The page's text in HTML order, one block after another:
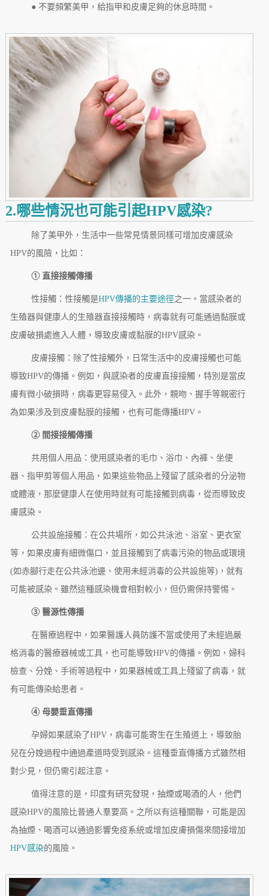
● 不要頻繁美甲，給指甲和皮膚足夠的休息時間。
2.哪些情況也可能引起HPV感染?
除了美甲外，生活中一些常見情景同樣可增加皮膚感染
HPV的風險，比如：
① 直接接觸傳播
性接觸：性接觸是HPV傳播的主要途徑之一。當感染者的
生殖器與健康人的生殖器直接接觸時，病毒就有可能通過黏膜或
皮膚破損處進入人體，導致皮膚或黏膜的HPV感染。
皮膚接觸：除了性接觸外，日常生活中的皮膚接觸也可能
導致HPV的傳播。例如，與感染者的皮膚直接接觸，特別是當皮
膚有微小破損時，病毒更容易侵入。此外，親吻、握手等親密行
為如果涉及到皮膚黏膜的接觸，也有可能傳播HPV。
② 間接接觸傳播
共用個人用品：使用感染者的毛巾、浴巾、內褲、坐便
器、指甲剪等個人用品，如果這些物品上殘留了感染者的分泌物
或體液，那麼健康人在使用時就有可能接觸到病毒，從而導致皮
膚感染。
公共設施接觸：在公共場所，如公共泳池、浴室、更衣室
等，如果皮膚有細微傷口，並且接觸到了病毒污染的物品或環境
(如赤腳行走在公共泳池邊、使用未經消毒的公共設施等)，就有
可能被感染。雖然這種感染機會相對較小，但仍需保持警惕。
③ 醫源性傳播
在醫療過程中，如果醫護人員防護不當或使用了未經過嚴
格消毒的醫療器械或工具，也可能導致HPV的傳播。例如，婦科
檢查、分娩、手術等過程中，如果器械或工具上殘留了病毒，就
有可能傳染給患者。
④ 母嬰垂直傳播
孕婦如果感染了HPV，病毒可能寄生在生殖道上，導致胎
兒在分娩過程中通過產道時受到感染。這種垂直傳播方式雖然相
對少見，但仍需引起注意。
值得注意的是，印度有研究發現，抽煙或喝酒的人，他們
感染HPV的風險比普通人羣要高。之所以有這種關聯，可能是因
為抽煙、喝酒可以通過影響免疫系統或增加皮膚損傷來間接增加
HPV感染的風險。